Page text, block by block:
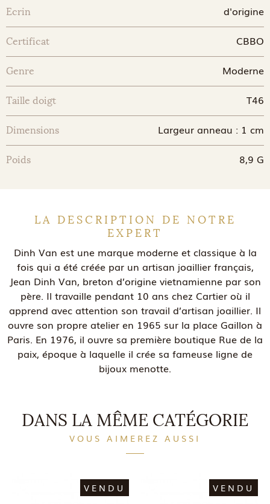
Ecrin d'origine
Certificat CBBO
Genre Moderne
Taille doigt T46
Dimensions Largeur anneau : 1 cm
Poids 8,9 G
LA DESCRIPTION DE NOTRE
EXPERT
Dinh Van est une marque moderne et classique à la
fois qui a été créée par un artisan joaillier français,
Jean Dinh Van, breton d’origine vietnamienne par son
père. Il travaille pendant 10 ans chez Cartier où il
apprend avec attention son travail d’artisan joaillier. Il
ouvre son propre atelier en 1965 sur la place Gaillon à
Paris. En 1976, il ouvre sa première boutique Rue de la
paix, époque à laquelle il crée sa fameuse ligne de
bijoux menotte.
DANS LA MÊME CATÉGORIE
VOUS AIMEREZ AUSSI
VENDU VENDU